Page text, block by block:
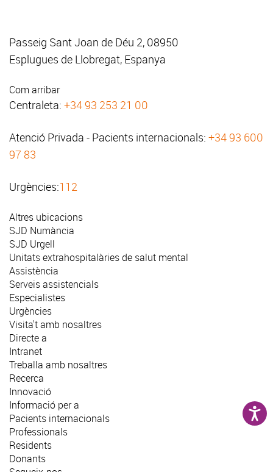
Passeig Sant Joan de Déu 2, 08950
Esplugues de Llobregat, Espanya
Com arribar
Centraleta: +34 93 253 21 00
Atenció Privada - Pacients internacionals: +34 93 600
97 83
Urgències:112
Altres ubicacions
SJD Numància
SJD Urgell
Unitats extrahospitalàries de salut mental
Assistència
Serveis assistencials
Especialistes
Urgències
Visita't amb nosaltres
Directe a
Intranet
Treballa amb nosaltres
Recerca
Innovació
Informació per a
Pacients internacionals
Professionals
Residents
Donants